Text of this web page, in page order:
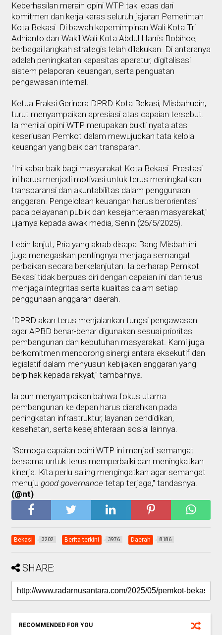
Keberhasilan meraih opini WTP tak lepas dari
komitmen dan kerja keras seluruh jajaran Pemerintah
Kota Bekasi. Di bawah kepemimpinan Wali Kota Tri
Adhianto dan Wakil Wali Kota Abdul Harris Bobihoe,
berbagai langkah strategis telah dilakukan. Di antaranya
adalah peningkatan kapasitas aparatur, digitalisasi
sistem pelaporan keuangan, serta penguatan
pengawasan internal.
Ketua Fraksi Gerindra DPRD Kota Bekasi, Misbahudin,
turut menyampaikan apresiasi atas capaian tersebut.
Ia menilai opini WTP merupakan bukti nyata atas
keseriusan Pemkot dalam mewujudkan tata kelola
keuangan yang baik dan transparan.
"Ini kabar baik bagi masyarakat Kota Bekasi. Prestasi
ini harus menjadi motivasi untuk terus meningkatkan
transparansi dan akuntabilitas dalam penggunaan
anggaran. Pengelolaan keuangan harus berorientasi
pada pelayanan publik dan kesejahteraan masyarakat,"
ujarnya kepada awak media, Senin (26/5/2025).
Lebih lanjut, Pria yang akrab disapa Bang Misbah ini
juga menegaskan pentingnya menjaga semangat
perbaikan secara berkelanjutan. Ia berharap Pemkot
Bekasi tidak berpuas diri dengan capaian ini dan terus
menjaga integritas serta kualitas dalam setiap
penggunaan anggaran daerah.
"DPRD akan terus menjalankan fungsi pengawasan
agar APBD benar-benar digunakan sesuai prioritas
pembangunan dan kebutuhan masyarakat. Kami juga
berkomitmen mendorong sinergi antara eksekutif dan
legislatif dalam menyusun kebijakan anggaran yang
berpihak kepada rakyat," tambahnya.
Ia pun menyampaikan bahwa fokus utama
pembangunan ke depan harus diarahkan pada
peningkatan infrastruktur, layanan pendidikan,
kesehatan, serta kesejahteraan sosial lainnya.
"Semoga capaian opini WTP ini menjadi semangat
bersama untuk terus memperbaiki dan meningkatkan
kinerja. Kita perlu saling mengingatkan agar semangat
menuju good governance tetap terjaga," tandasnya.
(@nt)
Bekasi 3202 Berita terkini 3976 Daerah 8186
SHARE:
RECOMMENDED FOR YOU